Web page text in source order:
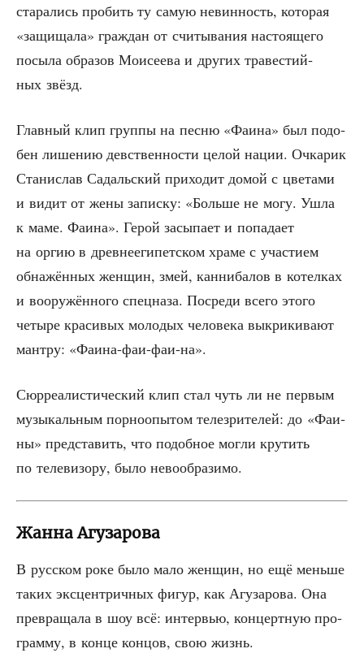
ста­ра­лись про­бить ту самую невин­ность, кото­рая
«защи­ща­ла» граж­дан от счи­ты­ва­ния насто­я­ще­го
посы­ла обра­зов Мои­се­е­ва и дру­гих тра­ве­стий­
ных звёзд.
Глав­ный клип груп­пы на пес­ню «Фаи­на» был подо­
бен лише­нию дев­ствен­но­сти целой нации. Очка­рик
Ста­ни­слав Садаль­ский при­хо­дит домой с цве­та­ми
и видит от жены запис­ку: «Боль­ше не могу. Ушла
к маме. Фаи­на». Герой засы­па­ет и попа­да­ет
на оргию в древ­не­еги­пет­ском хра­ме с уча­сти­ем
обна­жён­ных жен­щин, змей, кан­ни­ба­лов в котел­ках
и воору­жён­но­го спец­на­за. Посре­ди все­го это­го
четы­ре кра­си­вых моло­дых чело­ве­ка выкри­ки­ва­ют
ман­тру: «Фаи­на-фаи-фаи-на».
Сюр­ре­а­ли­сти­че­ский клип стал чуть ли не пер­вым
музы­каль­ным пор­но­опы­том теле­зри­те­лей: до «Фаи­
ны» пред­ста­вить, что подоб­ное мог­ли кру­тить
по теле­ви­зо­ру, было невообразимо.
Жанна Агузарова
В рус­ском роке было мало жен­щин, но ещё мень­ше
таких экс­цен­трич­ных фигур, как Агу­за­ро­ва. Она
пре­вра­ща­ла в шоу всё: интер­вью, кон­церт­ную про­
грам­му, в кон­це кон­цов, свою жизнь.